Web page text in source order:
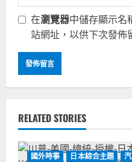
在瀏覽器中儲存顯示名
站網址，以供下次發佈
RELATED STORIES
國外時事 日本綜合主題